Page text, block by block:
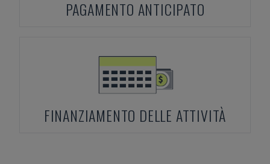
PAGAMENTO ANTICIPATO
FINANZIAMENTO DELLE ATTIVITÀ